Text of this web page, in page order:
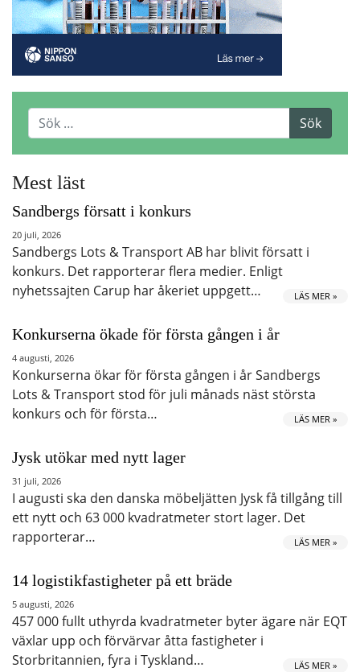
Mest läst
Sandbergs försatt i konkurs
20 juli, 2026
Sandbergs Lots & Transport AB har blivit försatt i
konkurs. Det rapporterar flera medier. Enligt
nyhetssajten Carup har åkeriet uppgett…
LÄS MER »
Konkurserna ökade för första gången i år
4 augusti, 2026
Konkurserna ökar för första gången i år Sandbergs
Lots & Transport stod för juli månads näst största
konkurs och för första…
LÄS MER »
Jysk utökar med nytt lager
31 juli, 2026
I augusti ska den danska möbeljätten Jysk få tillgång till
ett nytt och 63 000 kvadratmeter stort lager. Det
rapporterar…
LÄS MER »
14 logistikfastigheter på ett bräde
5 augusti, 2026
457 000 fullt uthyrda kvadratmeter byter ägare när EQT
växlar upp och förvärvar åtta fastigheter i
Storbritannien, fyra i Tyskland…
LÄS MER »